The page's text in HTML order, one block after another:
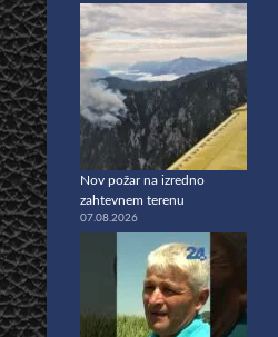
Nov požar na izredno
zahtevnem terenu
07.08.2026